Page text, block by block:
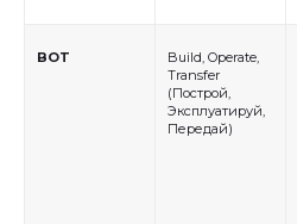
BOT
Build, Operate,
Transfer
(Построй,
Эксплуатируй,
Передай)